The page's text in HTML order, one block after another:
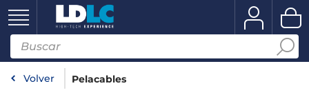
Volver Pelacables